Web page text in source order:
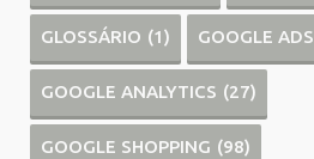
GLOSSÁRIO (1) GOOGLE ADS
GOOGLE ANALYTICS (27)
GOOGLE SHOPPING (98)